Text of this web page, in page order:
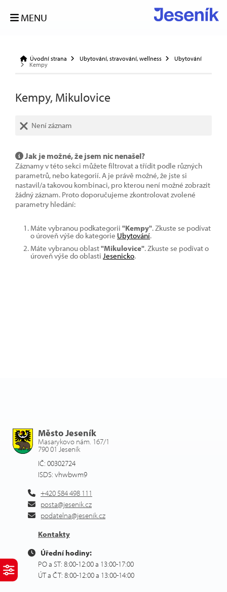
MENU
Úvodní strana Ubytování, stravování, wellness
Ubytování
Kempy
Kempy, Mikulovice
Není záznam
Jak je možné, že jsem nic nenašel?
Záznamy v této sekci můžete filtrovat a třídit podle různých
parametrů, nebo kategorií. A je právě možné, že jste si
nastavil/a takovou kombinaci, pro kterou není možné zobrazit
žádný záznam. Proto doporučujeme zkontrolovat zvolené
parametry hledání:
Máte vybranou podkategorii "Kempy". Zkuste se podívat
o úroveň výše do kategorie Ubytování.
Máte vybranou oblast"Mikulovice". Zkuste se podívat o
úroveň výše do oblasti Jesenicko.
Město Jeseník
Masarykovo nám. 167/1
790 01 Jeseník
IČ: 00302724
ISDS: vhwbwm9
+420 584 498 111
posta@jesenik.cz
podatelna@jesenik.cz
Kontakty
Úřední hodiny:
PO a ST: 8:00-12:00 a 13:00-17:00
ÚT a ČT: 8:00-12:00 a 13:00-14:00